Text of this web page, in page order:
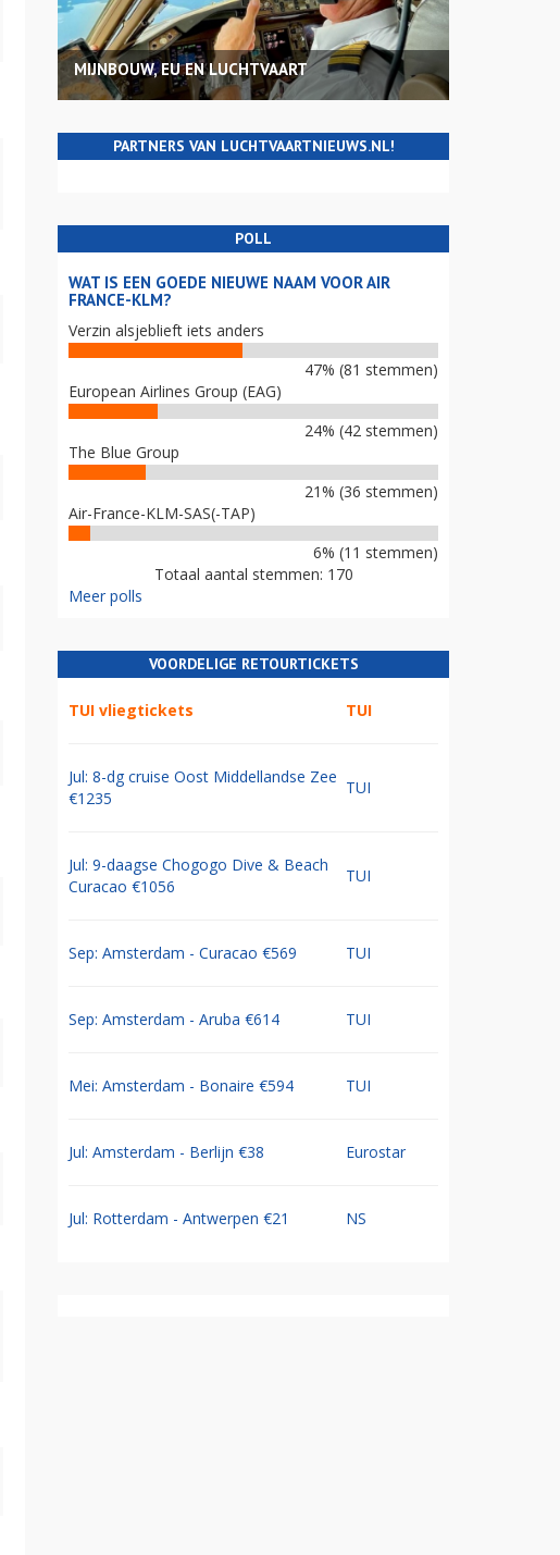
MIJNBOUW, EU EN LUCHTVAART
PARTNERS VAN LUCHTVAARTNIEUWS.NL!
POLL
WAT IS EEN GOEDE NIEUWE NAAM VOOR AIR
FRANCE-KLM?
Verzin alsjeblieft iets anders
47% (81 stemmen)
European Airlines Group (EAG)
24% (42 stemmen)
The Blue Group
21% (36 stemmen)
Air-France-KLM-SAS(-TAP)
6% (11 stemmen)
Totaal aantal stemmen: 170
Meer polls
VOORDELIGE RETOURTICKETS
TUI vliegtickets TUI
Jul: 8-dg cruise Oost Middellandse Zee
€1235
TUI
Jul: 9-daagse Chogogo Dive & Beach
Curacao €1056
TUI
Sep: Amsterdam - Curacao €569 TUI
Sep: Amsterdam - Aruba €614 TUI
Mei: Amsterdam - Bonaire €594 TUI
Jul: Amsterdam - Berlijn €38 Eurostar
Jul: Rotterdam - Antwerpen €21 NS